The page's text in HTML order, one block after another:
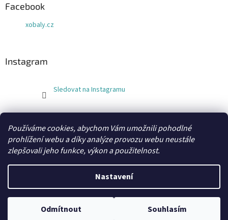
Používáme cookies, abychom Vám umožnili pohodlné
prohlížení webu a díky analýze provozu webu neustále
zlepšovali jeho funkce, výkon a použitelnost.
Nastavení
Odmítnout Souhlasím
Facebook
xobaly.cz
Instagram
Sledovat na Instagramu
Copyright 2026xobaly.cz. Všechna práva vyhrazena.
Grafický návrh a kódování vytvořilBEOM.cz.